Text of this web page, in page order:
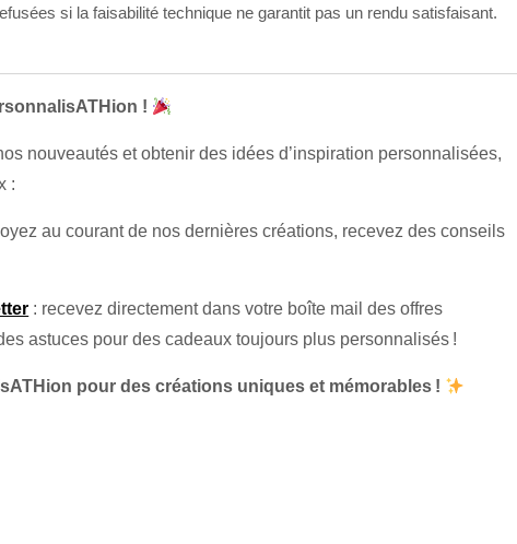
si la faisabilité technique ne garantit pas un rendu satisfaisant.
!
nouveautés et obtenir des idées d’inspiration personnalisées,
:
au courant de nos dernières créations, recevez des conseils
: recevez directement dans votre boîte mail des offres
astuces pour des cadeaux toujours plus personnalisés !
pour des créations uniques et mémorables !